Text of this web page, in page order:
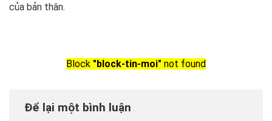
của bản thân.
Block "block-tin-moi" not found
Để lại một bình luận